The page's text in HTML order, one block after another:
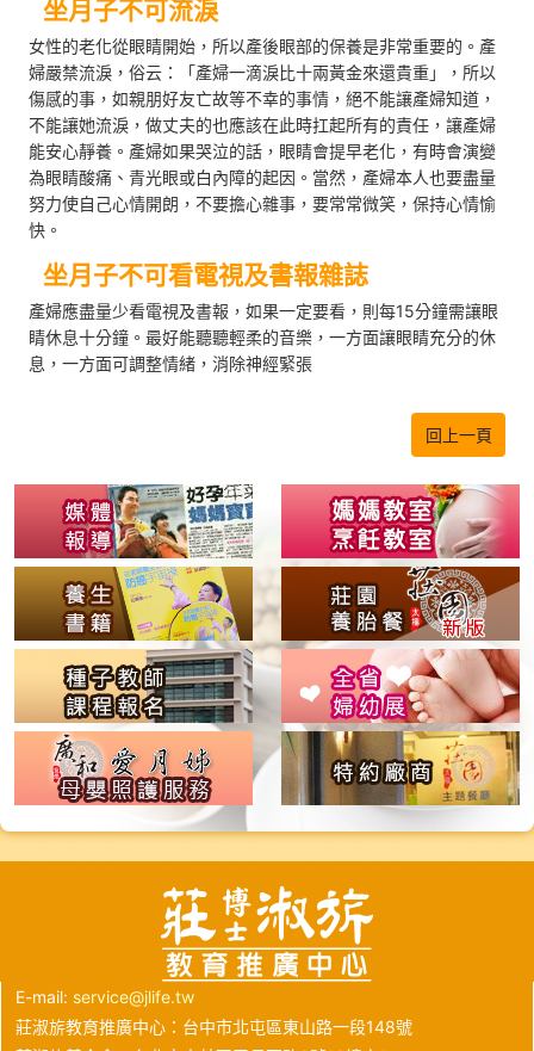
坐月子不可流淚
女性的老化從眼睛開始，所以產後眼部的保養是非常重要的。產
婦嚴禁流淚，俗云：「產婦一滴淚比十兩黃金來還貴重」，所以
傷感的事，如親朋好友亡故等不幸的事情，絕不能讓產婦知道，
不能讓她流淚，做丈夫的也應該在此時扛起所有的責任，讓產婦
能安心靜養。產婦如果哭泣的話，眼睛會提早老化，有時會演變
為眼睛酸痛、青光眼或白內障的起因。當然，產婦本人也要盡量
努力使自己心情開朗，不要擔心雜事，要常常微笑，保持心情愉
快。
坐月子不可看電視及書報雜誌
產婦應盡量少看電視及書報，如果一定要看，則每15分鐘需讓眼
睛休息十分鐘。最好能聽聽輕柔的音樂，一方面讓眼睛充分的休
息，一方面可調整情緒，消除神經緊張
回上一頁
E-mail: service@jlife.tw
莊淑旂教育推廣中心：台中市北屯區東山路一段148號